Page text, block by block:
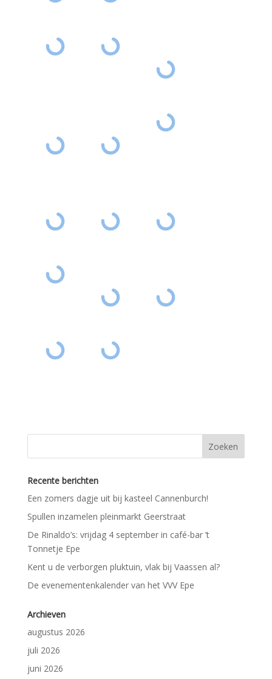
Recente berichten
Een zomers dagje uit bij kasteel Cannenburch!
Spullen inzamelen pleinmarkt Geerstraat
De Rinaldo’s: vrijdag 4 september in café-bar ’t
Tonnetje Epe
Kent u de verborgen pluktuin, vlak bij Vaassen al?
De evenementenkalender van het VVV Epe
Archieven
augustus 2026
juli 2026
juni 2026